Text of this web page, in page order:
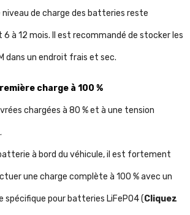
niveau de charge des batteries reste
à 12 mois. Il est recommandé de stocker les
dans un endroit frais et sec.
charge à 100 %
chargées à 80 % et à une tension
à bord du véhicule, il est fortement
une charge complète à 100 % avec un
spécifique pour batteries LiFePO4 (Cliquez